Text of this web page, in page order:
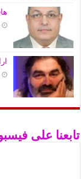
تابعنا على